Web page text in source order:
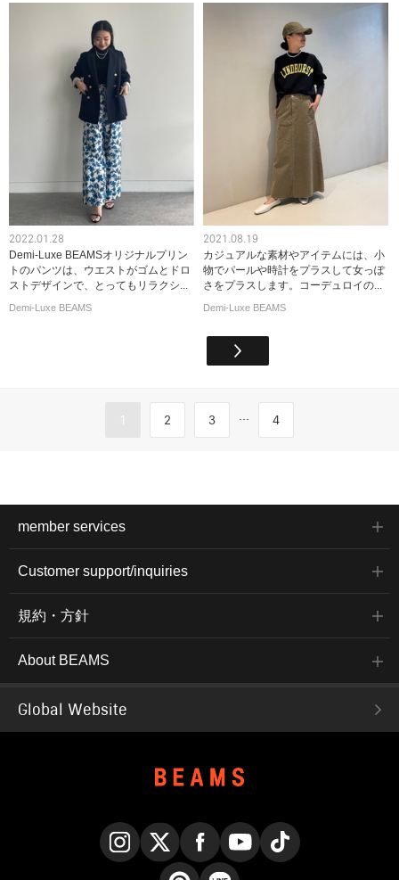
2022.01.28
Demi-Luxe BEAMSオリジナルプリン
トのパンツは、ウエストがゴムとドロ
ストデザインで、とってもリラクシ...
Demi-Luxe BEAMS
2021.08.19
カジュアルな素材やアイテムには、小
物でパールや時計をプラスして女っぽ
さをプラスします。コーデュロイの...
Demi-Luxe BEAMS
1 2 3 ... 4
member services
Customer support/inquiries
規約・方針
About BEAMS
Global Website